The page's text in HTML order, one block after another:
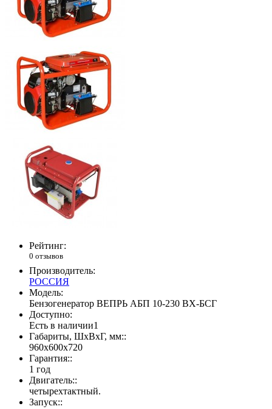
Рейтинг:
0 отзывов
Производитель:
РОССИЯ
Модель:
Бензогенератор ВЕПРЬ АБП 10-230 ВХ-БСГ
Доступно:
Есть в наличии1
Габариты, ШхВхГ, мм::
960x600x720
Гарантия::
1 год
Двигатель::
четырехтактный.
Запуск::